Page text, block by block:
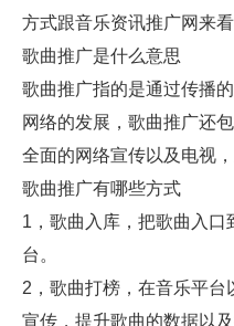
方式跟音乐资讯推广网来看
歌曲推广是什么意思
歌曲推广指的是通过传播
网络的发展，歌曲推广还
全面的网络宣传以及电视
歌曲推广有哪些方式
1，歌曲入库，把歌曲入
台。
2，歌曲打榜，在音乐平
宣传，提升歌曲的数据以及